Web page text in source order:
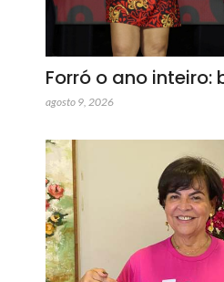
Forró o ano inteiro:
agosto 9, 2026